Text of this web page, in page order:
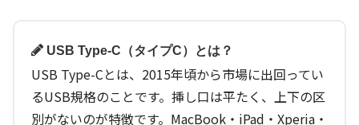
USB Type-C（タイプC）とは？
USB Type-Cとは、2015年頃から市場に出回ってい
るUSB規格のことです。挿し口は平たく、上下の区
別がないのが特徴です。MacBook・iPad・Xperia・